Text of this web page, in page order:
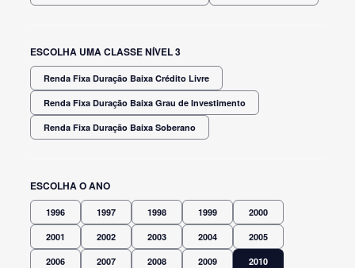
ESCOLHA UMA CLASSE NÍVEL 3
Renda Fixa Duração Baixa Crédito Livre
Renda Fixa Duração Baixa Grau de Investimento
Renda Fixa Duração Baixa Soberano
ESCOLHA O ANO
1996 1997 1998 1999 2000
2001 2002 2003 2004 2005
2006 2007 2008 2009 2010